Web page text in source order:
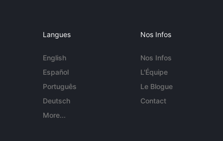
Langues
English
Español
Português
Deutsch
More...
Nos Infos
Nos Infos
L'Équipe
Le Blogue
Contact